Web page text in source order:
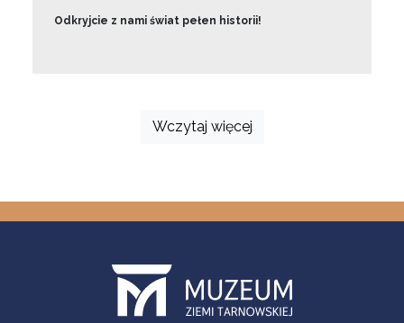
Odkryjcie z nami świat pełen historii!
Wczytaj więcej